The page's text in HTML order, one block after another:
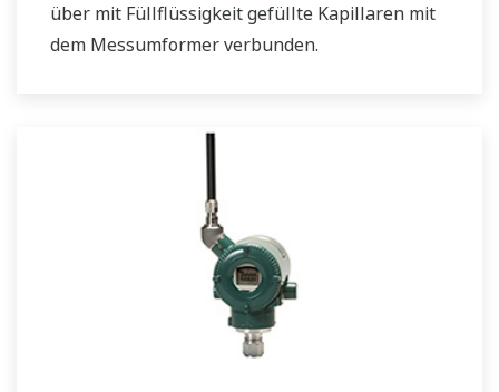
über mit Füllflüssigkeit gefüllte Kapillaren mit
dem Messumformer verbunden.